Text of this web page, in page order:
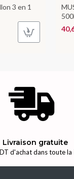
3 en 1
Livraison gratuite
d'achat dans toute la